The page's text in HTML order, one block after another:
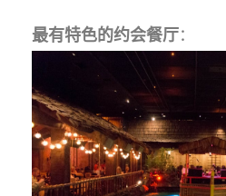
最有特色的约会餐厅：